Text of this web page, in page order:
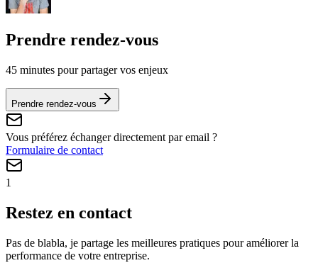
Prendre rendez-vous
45 minutes pour partager vos enjeux
Prendre rendez-vous
Vous préférez échanger directement par email ?
Formulaire de contact
1
Restez en contact
Pas de blabla, je partage les meilleures pratiques pour améliorer la
performance de votre entreprise.